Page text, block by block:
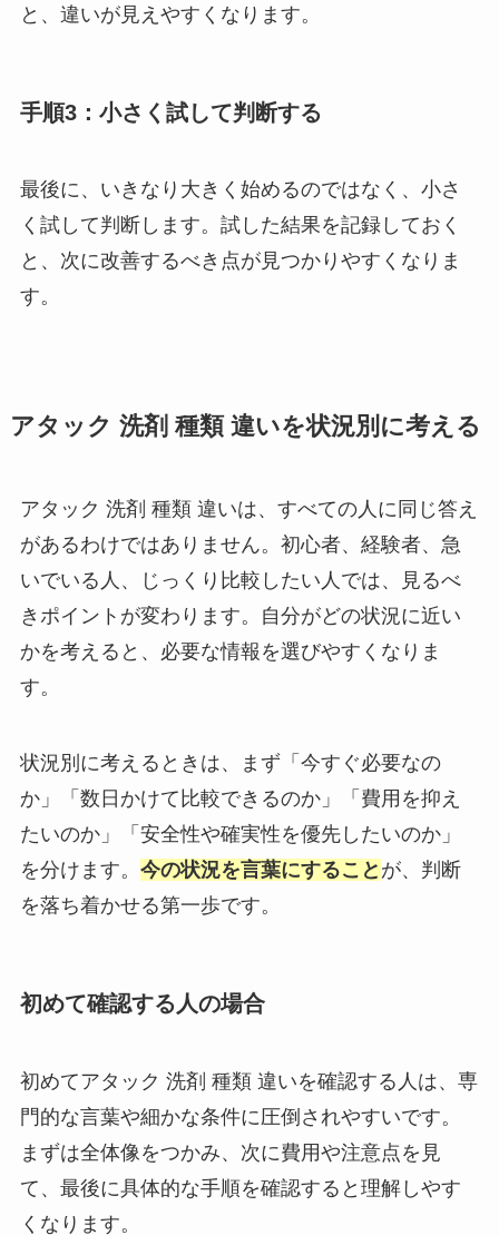
と、違いが見えやすくなります。
手順3：小さく試して判断する
最後に、いきなり大きく始めるのではなく、小さ
く試して判断します。試した結果を記録しておく
と、次に改善するべき点が見つかりやすくなりま
す。
アタック 洗剤 種類 違いを状況別に考える
アタック 洗剤 種類 違いは、すべての人に同じ答え
があるわけではありません。初心者、経験者、急
いでいる人、じっくり比較したい人では、見るべ
きポイントが変わります。自分がどの状況に近い
かを考えると、必要な情報を選びやすくなりま
す。
状況別に考えるときは、まず「今すぐ必要なの
か」「数日かけて比較できるのか」「費用を抑え
たいのか」「安全性や確実性を優先したいのか」
を分けます。 今の状況を言葉にすること が、判断
を落ち着かせる第一歩です。
初めて確認する人の場合
初めてアタック 洗剤 種類 違いを確認する人は、専
門的な言葉や細かな条件に圧倒されやすいです。
まずは全体像をつかみ、次に費用や注意点を見
て、最後に具体的な手順を確認すると理解しやす
くなります。